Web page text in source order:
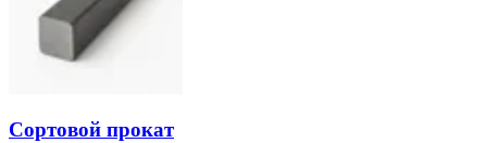
Сортовой прокат